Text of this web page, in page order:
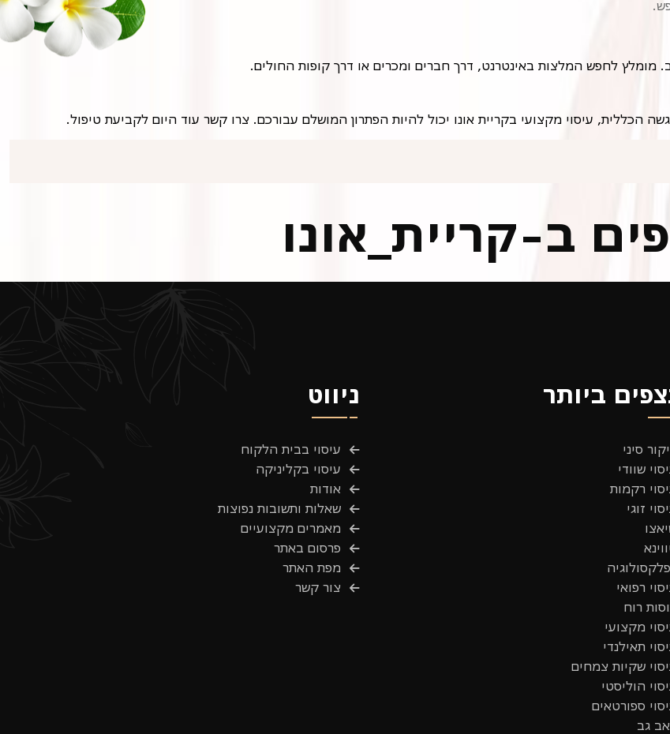
לחפש המלצות באינטרנט, דרך חברים ומכרים או דרך קופות החולים.
הכללית, עיסוי מקצועי בקריית אונו יכול להיות הפתרון המושלם עבורכם. צרו קשר עוד היום לקביעת טיפול.
ב-קריית_אונו
ניווט
עיסוי בבית הלקוח
עיסוי בקליניקה
אודות
שאלות ותשובות נפוצות
מאמרים מקצועיים
פרסום באתר
מפת האתר
צור קשר
ביותר
סיני
שוודי
רקמות
זוגי
רפואי
רוח
מקצועי
תאילנדי
שקיות צמחים
הוליסטי
ספורטאים
גב